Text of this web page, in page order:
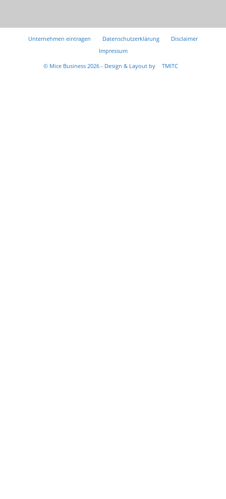
Unternehmen eintragen Datenschutzerklärung
Disclaimer
Impressum
© Mice Business 2026 - Design & Layout by
TMITC